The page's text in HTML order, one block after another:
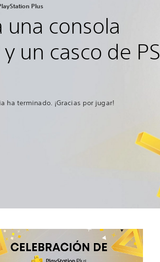
Plus
una consola
y un casco de PS
ha terminado. ¡Gracias por jugar!